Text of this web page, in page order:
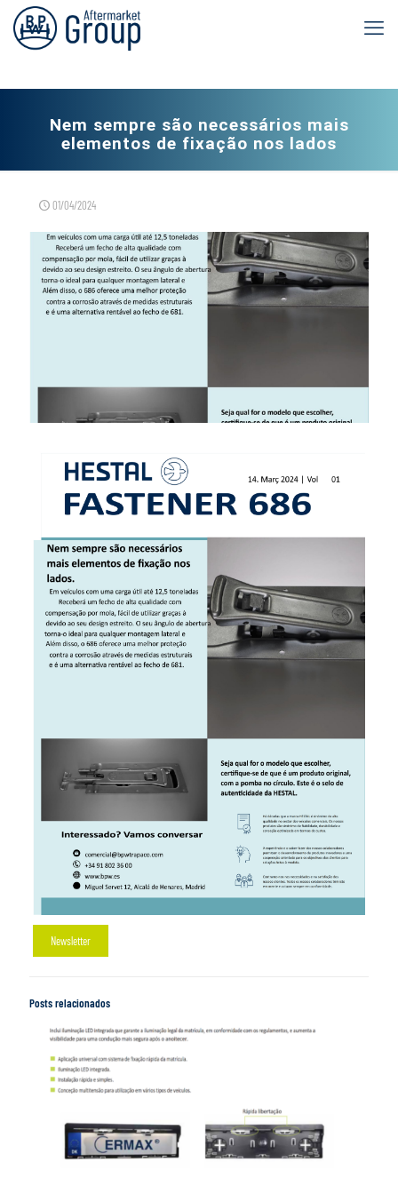
Nem sempre são necessários mais
elementos de fixação nos lados
01/04/2024
Newsletter
Posts relacionados